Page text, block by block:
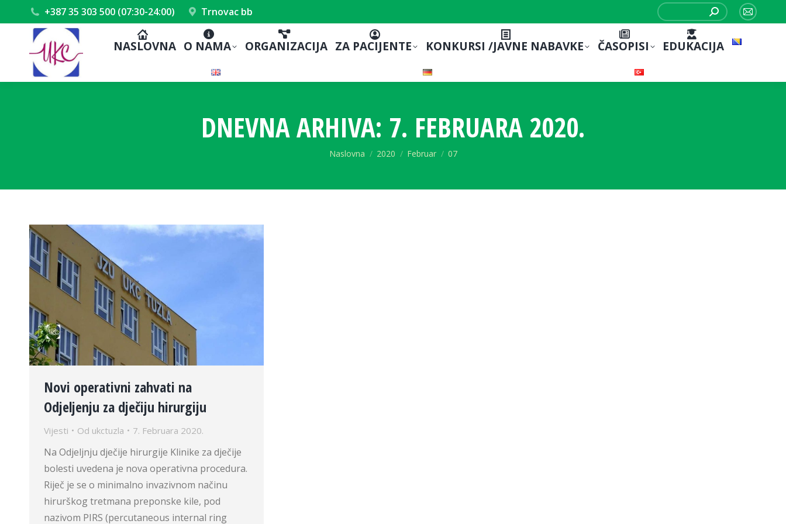
+387 35 303 500 (07:30-24:00) Trnovac bb
Search:
Mail
NASLOVNA O NAMA ORGANIZACIJA ZA PACIJENTE KONKURSI /JAVNE NABAVKE ČASOPISI EDUKACIJA
DNEVNA ARHIVA: 7. FEBRUARA 2020.
You are here:
Naslovna 2020 Februar 07
Novi operativni zahvati na
Odjeljenju za dječiju hirurgiju
Vijesti Od ukctuzla 7. Februara 2020.
Na Odjeljnju dječije hirurgije Klinike za dječije
bolesti uvedena je nova operativna procedura.
Riječ je se o minimalno invazivnom načinu
hirurškog tretmana preponske kile, pod
nazivom PIRS (percutaneous internal ring